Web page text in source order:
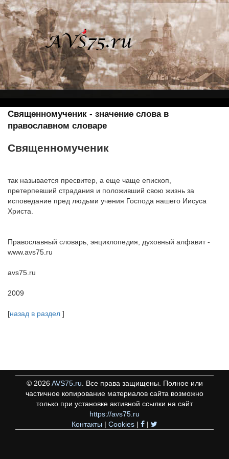
Священномученик - значение слова в
православном словаре
Священномученик
так называется пресвитер, а еще чаще епископ,
претерпевший страдания и положивший свою жизнь за
исповедание пред людьми учения Господа нашего Иисуса
Христа.
Православный словарь, энциклопедия, духовный алфавит -
www.avs75.ru
avs75.ru
2009
[назад в раздел ]
© 2026 AVS75.ru . Все права защищены. Полное или
частичное копирование материалов сайта возможно
только при установке активной ссылки на сайт
https://avs75.ru
Контакты | Cookies | |